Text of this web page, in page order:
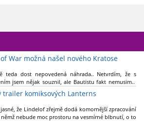
War možná našel nového Kratose
dost nepovedená náhrada.. Netvrdím, že s
jsem nějak souznil, ale Bautistu fakt nemusim..
komiksových Lanterns
že Lindelof zřejmě dodá komornější zpracování
nebude moc prostoru na vesmírné blbnutí, o to